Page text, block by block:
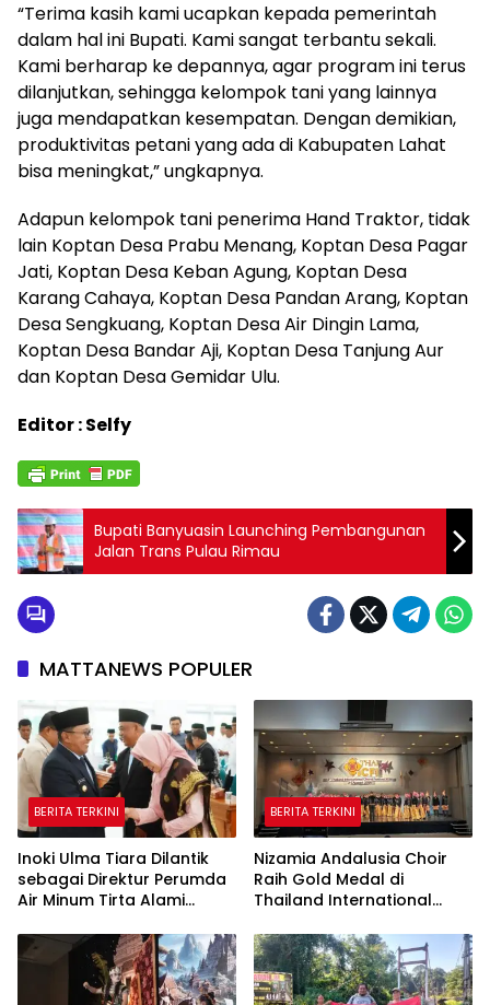
“Terima kasih kami ucapkan kepada pemerintah
dalam hal ini Bupati. Kami sangat terbantu sekali.
Kami berharap ke depannya, agar program ini terus
dilanjutkan, sehingga kelompok tani yang lainnya
juga mendapatkan kesempatan. Dengan demikian,
produktivitas petani yang ada di Kabupaten Lahat
bisa meningkat,” ungkapnya.
Adapun kelompok tani penerima Hand Traktor, tidak
lain Koptan Desa Prabu Menang, Koptan Desa Pagar
Jati, Koptan Desa Keban Agung, Koptan Desa
Karang Cahaya, Koptan Desa Pandan Arang, Koptan
Desa Sengkuang, Koptan Desa Air Dingin Lama,
Koptan Desa Bandar Aji, Koptan Desa Tanjung Aur
dan Koptan Desa Gemidar Ulu.
Editor : Selfy
Bupati Banyuasin Launching Pembangunan
Jalan Trans Pulau Rimau
MATTANEWS POPULER
BERITA TERKINI
Inoki Ulma Tiara Dilantik
sebagai Direktur Perumda
Air Minum Tirta Alami
2026–2031
BERITA TERKINI
Nizamia Andalusia Choir
Raih Gold Medal di
Thailand International
Harumkan Nama Indonesia